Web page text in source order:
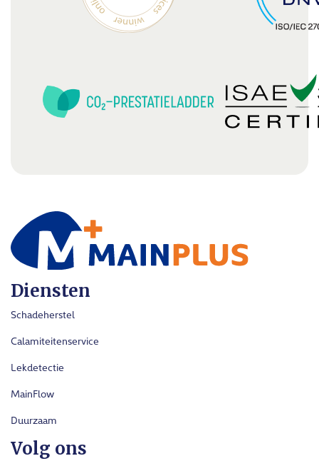
Diensten
Schadeherstel
Calamiteitenservice
Lekdetectie
MainFlow
Duurzaam
Volg ons